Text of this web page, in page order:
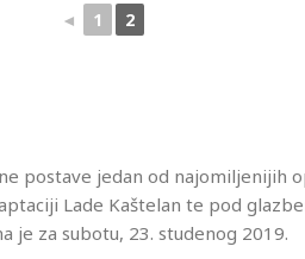
◄ 1 2
postave jedan od najomiljenijih
Lade Kaštelan te pod
je za subotu, 23. studenog 2019.